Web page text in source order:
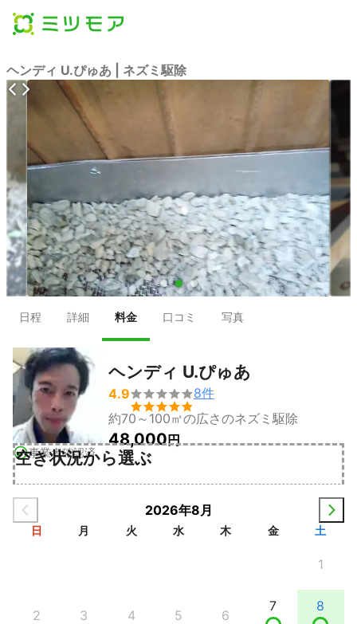
ヘンディ U.ぴゅあ | ネズミ駆除
● ● ●
日程 詳細 料金 口コミ 写真
事業者確認済
ヘンディ U.ぴゅあ
4.9

8件
約70～100㎡の広さのネズミ駆除
48,000円
空き状況から選ぶ
2026年8月
日 月 火 水 木 金 土
1
2 3 4 5 6
7 8